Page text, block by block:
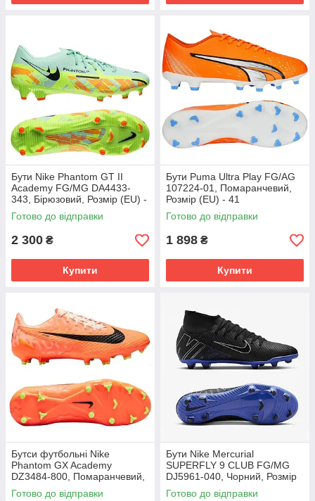
Бути Nike Phantom GT II
Academy FG/MG DA4433-
343, Бірюзовий, Розмір (EU) -
45.5
Готово до відправки
2 300 ₴
Купити
Бути Puma Ultra Play FG/AG
107224-01, Помаранчевий,
Розмір (EU) - 41
Готово до відправки
1 898 ₴
Купити
Бутси футбольні Nike
Phantom GX Academy
DZ3484-800, Помаранчевий,
Розмір (EU) - 39
Готово до відправки
Бути Nike Mercurial
SUPERFLY 9 CLUB FG/MG
DJ5961-040, Чорний, Розмір
(EU) - 42
Готово до відправки